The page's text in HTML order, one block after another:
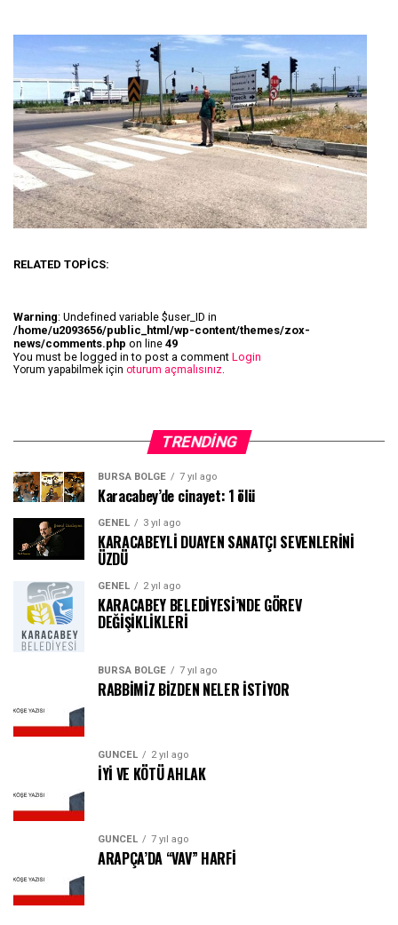
RELATED TOPICS:
Warning: Undefined variable $user_ID in
/home/u2093656/public_html/wp-content/themes/zox-
news/comments.php on line 49
You must be logged in to post a comment Login
Yorum yapabilmek için oturum açmalısınız.
TRENDING
BURSA BÖLGE 7 yıl ago
Karacabey’de cinayet: 1 ölü
GENEL 3 yıl ago
KARACABEYLİ DUAYEN SANATÇI SEVENLERİNİ
ÜZDÜ
GENEL 2 yıl ago
KARACABEY BELEDİYESİ’NDE GÖREV
DEĞİŞİKLİKLERİ
BURSA BÖLGE 7 yıl ago
RABBİMİZ BİZDEN NELER İSTİYOR
GÜNCEL 2 yıl ago
İYİ VE KÖTÜ AHLAK
GÜNCEL 7 yıl ago
ARAPÇA’DA “VAV” HARFİ